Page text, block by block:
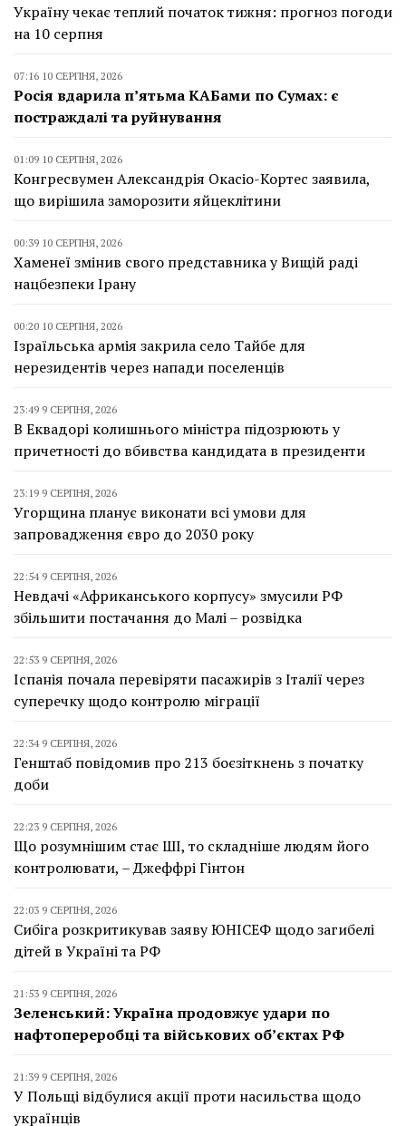
Україну чекає теплий початок тижня: прогноз погоди
на 10 серпня
07:16 10 СЕРПНЯ, 2026
Росія вдарила п’ятьма КАБами по Сумах: є
постраждалі та руйнування
01:09 10 СЕРПНЯ, 2026
Конгресвумен Александрія Окасіо-Кортес заявила,
що вирішила заморозити яйцеклітини
00:39 10 СЕРПНЯ, 2026
Хаменеї змінив свого представника у Вищій раді
нацбезпеки Ірану
00:20 10 СЕРПНЯ, 2026
Ізраїльська армія закрила село Тайбе для
нерезидентів через напади поселенців
23:49 9 СЕРПНЯ, 2026
В Еквадорі колишнього міністра підозрюють у
причетності до вбивства кандидата в президенти
23:19 9 СЕРПНЯ, 2026
Угорщина планує виконати всі умови для
запровадження євро до 2030 року
22:54 9 СЕРПНЯ, 2026
Невдачі «Африканського корпусу» змусили РФ
збільшити постачання до Малі – розвідка
22:53 9 СЕРПНЯ, 2026
Іспанія почала перевіряти пасажирів з Італії через
суперечку щодо контролю міграції
22:34 9 СЕРПНЯ, 2026
Генштаб повідомив про 213 боєзіткнень з початку
доби
22:23 9 СЕРПНЯ, 2026
Що розумнішим стає ШІ, то складніше людям його
контролювати, – Джеффрі Гінтон
22:03 9 СЕРПНЯ, 2026
Сибіга розкритикував заяву ЮНІСЕФ щодо загибелі
дітей в Україні та РФ
21:53 9 СЕРПНЯ, 2026
Зеленський: Україна продовжує удари по
нафтопереробці та військових об’єктах РФ
21:39 9 СЕРПНЯ, 2026
У Польщі відбулися акції проти насильства щодо
українців